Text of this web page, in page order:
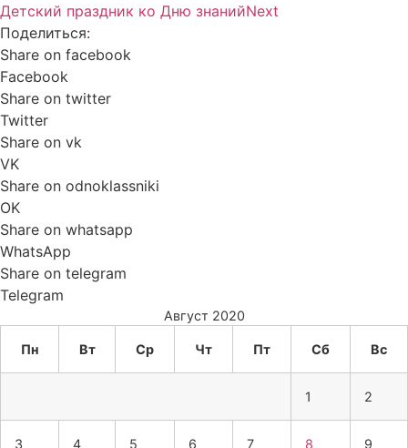
Детский праздник ко Дню знанийNext
Поделиться:
Share on facebook
Facebook
Share on twitter
Twitter
Share on vk
VK
Share on odnoklassniki
OK
Share on whatsapp
WhatsApp
Share on telegram
Telegram
Август 2020
Пн Вт Ср Чт Пт Сб Вс
1 2
3 4 5 6 7 8 9